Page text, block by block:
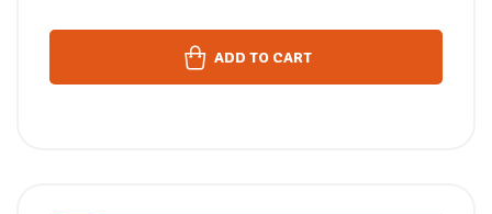
ADD TO CART